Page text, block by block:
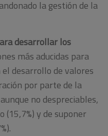
la gestión de la
desarrollar los
más aducidas para
el desarrollo de valores
por parte de la
no despreciables,
y de suponer